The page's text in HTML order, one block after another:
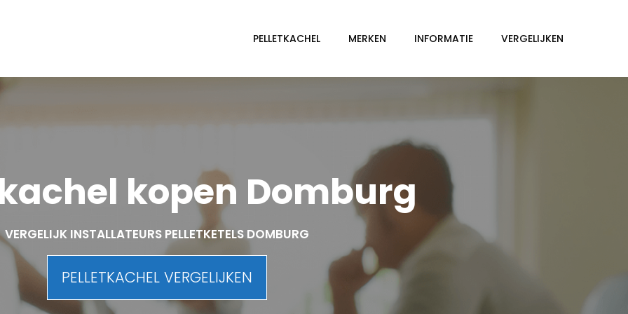
PELLETKACHEL MERKEN INFORMATIE VERGELIJKEN
kopen Domburg
VERGELIJK INSTALLATEURS PELLETKETELS DOMBURG
PELLETKACHEL VERGELIJKEN